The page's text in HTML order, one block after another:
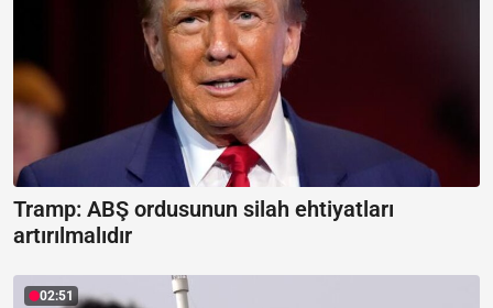
Tramp: ABŞ ordusunun silah ehtiyatları
artırılmalıdır
02:51